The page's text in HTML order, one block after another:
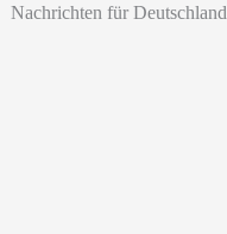
Nachrichten für Deutschland